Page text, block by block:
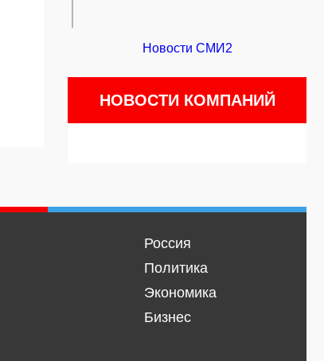
Новости СМИ2
НОВОСТИ КОМПАНИЙ
Россия
Политика
Экономика
Бизнес